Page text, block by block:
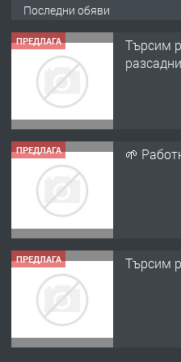
Последни обяви
ПРЕДЛАГА
Търсим
ПРЕДЛАГА 🌱
ПРЕДЛАГА Търсим